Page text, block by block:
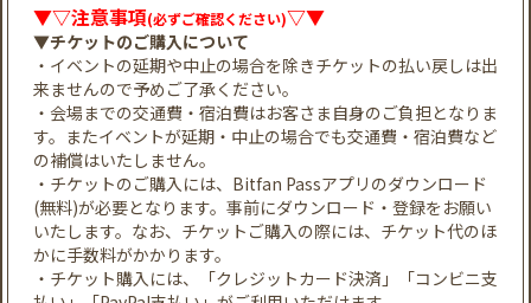
▼▽注意事項(必ずご確認ください)▽▼
▼チケットのご購入について
・イベントの延期や中止の場合を除きチケットの払い戻しは出
来ませんので予めご了承ください。
・会場までの交通費・宿泊費はお客さま自身のご負担となりま
す。またイベントが延期・中止の場合でも交通費・宿泊費など
の補償はいたしません。
・チケットのご購入には、Bitfan Passアプリのダウンロード
(無料)が必要となります。事前にダウンロード・登録をお願い
いたします。なお、チケットご購入の際には、チケット代のほ
かに手数料がかかります。
・チケット購入には、「クレジットカード決済」「コンビニ支